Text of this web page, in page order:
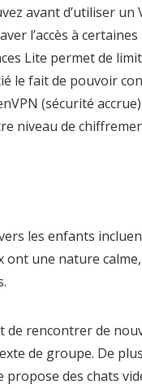
avant d’utiliser un
l’accès à
Lite permet de
le fait de pouvoir
(sécurité
niveau de
les enfants
ont une nature
de rencontrer de
de groupe. De
des chats